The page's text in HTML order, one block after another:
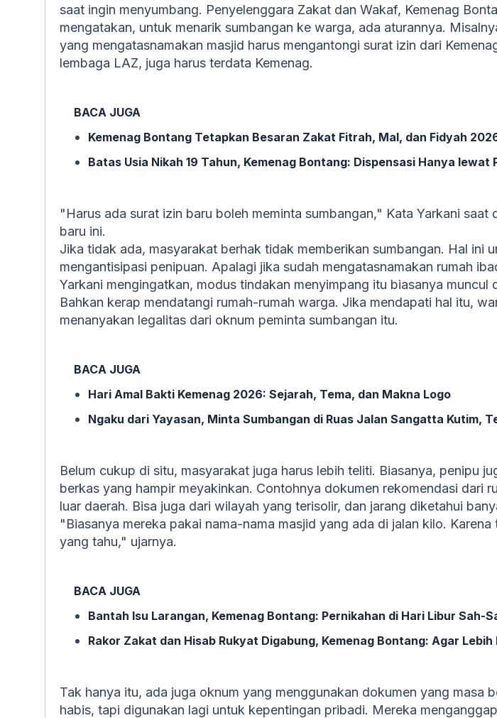
saat ingin menyumbang. Penyelenggara Zakat dan Wakaf, Kemenag
mengatakan, untuk menarik sumbangan ke warga, ada aturannya.
yang mengatasnamakan masjid harus mengantongi surat izin dari
lembaga LAZ, juga harus terdata Kemenag.
BACA JUGA
Kemenag Bontang Tetapkan Besaran Zakat Fitrah, Mal, dan Fidyah
Batas Usia Nikah 19 Tahun, Kemenag Bontang: Dispensasi Hanya lewat
"Harus ada surat izin baru boleh meminta sumbangan," Kata Yarkani saat
baru ini.
Jika tidak ada, masyarakat berhak tidak memberikan sumbangan. Hal ini
mengantisipasi penipuan. Apalagi jika sudah mengatasnamakan rumah
Yarkani mengingatkan, modus tindakan menyimpang itu biasanya muncul
Bahkan kerap mendatangi rumah-rumah warga. Jika mendapati hal itu,
menanyakan legalitas dari oknum peminta sumbangan itu.
BACA JUGA
Hari Amal Bakti Kemenag 2026: Sejarah, Tema, dan Makna Logo
Ngaku dari Yayasan, Minta Sumbangan di Ruas Jalan Sangatta Kutim,
Belum cukup di situ, masyarakat juga harus lebih teliti. Biasanya, penipu
berkas yang hampir meyakinkan. Contohnya dokumen rekomendasi dari
luar daerah. Bisa juga dari wilayah yang terisolir, dan jarang diketahui
"Biasanya mereka pakai nama-nama masjid yang ada di jalan kilo.
yang tahu," ujarnya.
BACA JUGA
Bantah Isu Larangan, Kemenag Bontang: Pernikahan di Hari Libur Sah-
Rakor Zakat dan Hisab Rukyat Digabung, Kemenag Bontang: Agar
Tak hanya itu, ada juga oknum yang menggunakan dokumen yang masa
habis, tapi digunakan lagi untuk kepentingan pribadi. Mereka